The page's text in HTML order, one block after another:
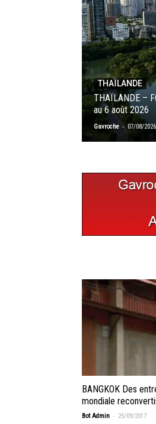
THAÏLANDE
THAÏLANDE –
au 6 août 2026
Gavroche - 07/08/2026
BANGKOK Des
mondiale
Bot Admin - 25/09/2017